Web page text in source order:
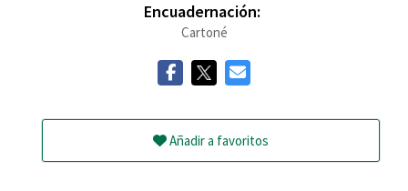
Encuadernación:
Cartoné
Añadir a favoritos